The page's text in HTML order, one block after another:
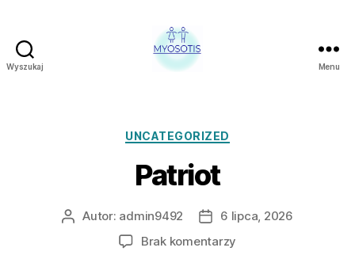
Wyszukaj
CZŁOWIEKA
POLSCE
MYOSOTIS
Menu
Kategorie
UNCATEGORIZED
Patriot
AutorAutor: admin9492
Data
wpisu
6 lipca, 2026
Brak komentarzy